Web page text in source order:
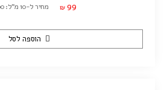
₪ 99 מחיר ל-10 מ"ל: ₪22.00
הוספה לסל